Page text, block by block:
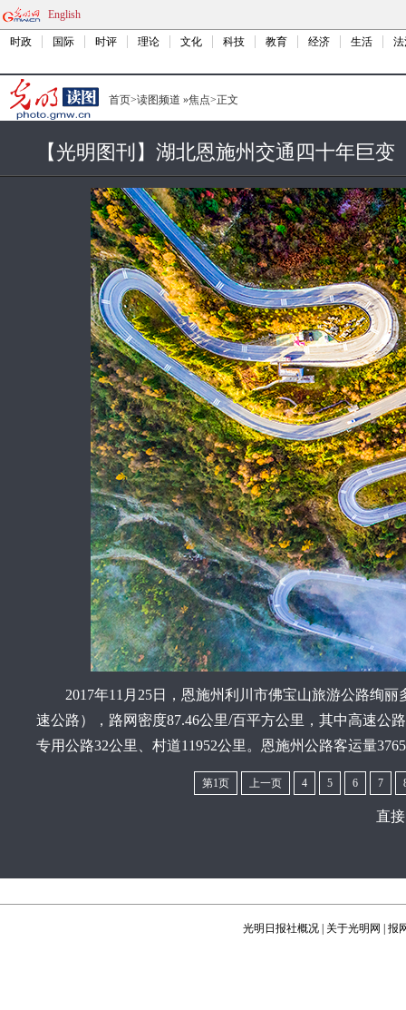
English
时政 国际 时评 理论 文化 科技 教育 经济 生活
首页>读图频道 »焦点>正文
【光明图刊】湖北恩施州交通四十年巨变
2017年11月25日，恩施州利川市佛宝山旅游公路绚丽
速公路），路网密度87.46公里/百平方公里，其中高速公
专用公路32公里、村道11952公里。恩施州公路客运量
第1页 上一页 4 5 6 7
直
光明日报社概况 关于光明网 报